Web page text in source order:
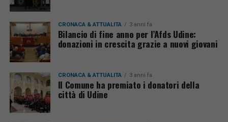
CRONACA & ATTUALITÀ 3 anni fa
Bilancio di fine anno per l’Afds Udine:
donazioni in crescita grazie a nuovi giovani
CRONACA & ATTUALITÀ 3 anni fa
Il Comune ha premiato i donatori della
città di Udine